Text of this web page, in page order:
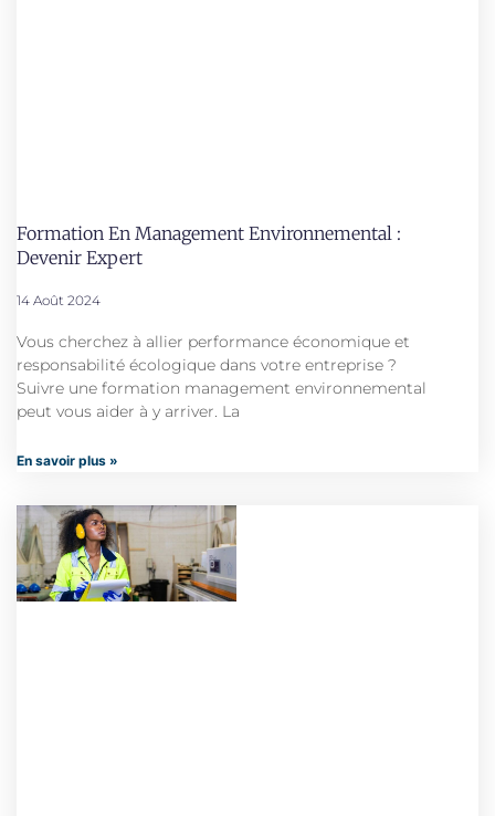
Formation En Management Environnemental :
Devenir Expert
14 Août 2024
Vous cherchez à allier performance économique et
responsabilité écologique dans votre entreprise ?
Suivre une formation management environnemental
peut vous aider à y arriver. La
En savoir plus »